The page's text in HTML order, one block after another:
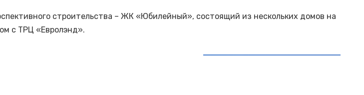
строительства – ЖК «Юбилейный», состоящий из нескольких домов на
с ТРЦ «Евролэнд».